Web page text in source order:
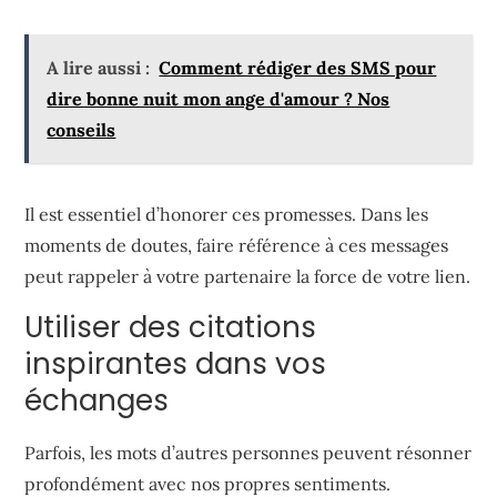
A lire aussi : Comment rédiger des SMS pour
dire bonne nuit mon ange d'amour ? Nos
conseils
Il est essentiel d’honorer ces promesses. Dans les
moments de doutes, faire référence à ces messages
peut rappeler à votre partenaire la force de votre lien.
Utiliser des citations
inspirantes dans vos
échanges
Parfois, les mots d’autres personnes peuvent résonner
profondément avec nos propres sentiments.